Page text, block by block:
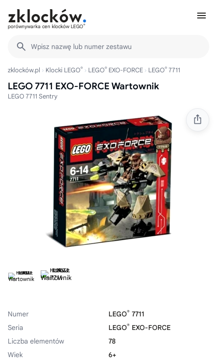
porównywarka cen klocków LEGO®
Wpisz nazwę lub numer zestawu
zklocków.pl Klocki LEGO® LEGO® EXO-FORCE LEGO® 7711
LEGO 7711 EXO-FORCE Wartownik
LEGO 7711 Sentry
Numer LEGO® 7711
Seria
LEGO® EXO-FORCE
Liczba elementów
78
Wiek
6+